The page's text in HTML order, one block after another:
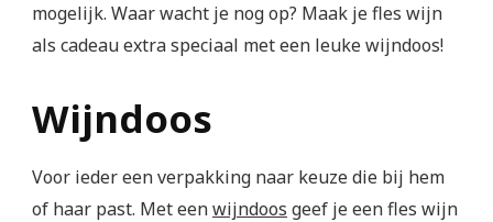
mogelijk. Waar wacht je nog op? Maak je fles wijn
als cadeau extra speciaal met een leuke wijndoos!
Wijndoos
Voor ieder een verpakking naar keuze die bij hem
of haar past. Met eenwijndoos geef je een fles wijn